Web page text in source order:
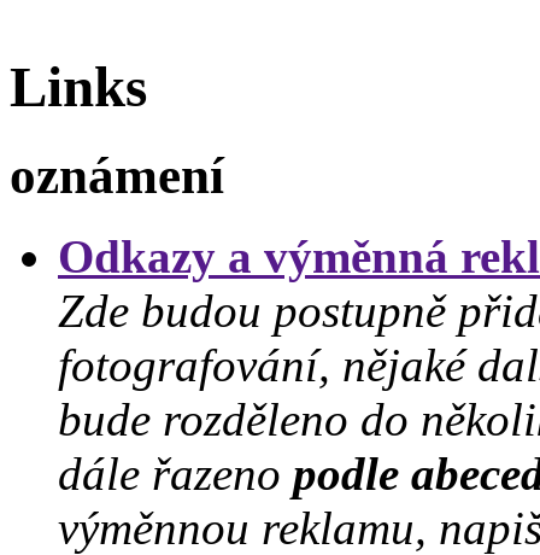
Links
oznámení
Odkazy a výměnná
Zde budou postupně
fotografování, nějaké
bude rozděleno do
dále řazeno podle
výměnnou reklamu,